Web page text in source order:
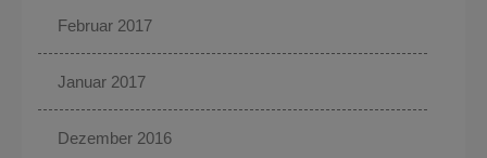
Februar 2017
Januar 2017
Dezember 2016